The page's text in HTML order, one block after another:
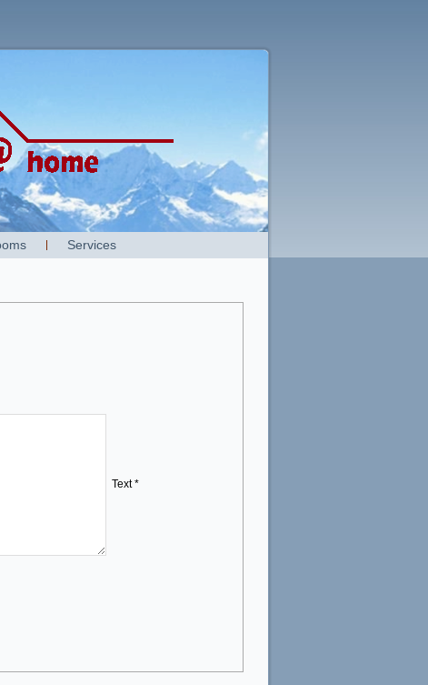
Services
Text *